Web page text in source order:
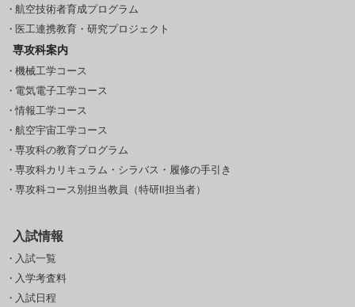
航空技術者育成プログラム
医工連携教育・研究プロジェクト
専攻科案内
機械工学コース
電気電子工学コース
情報工学コース
航空宇宙工学コース
専攻科の教育プログラム
専攻科カリキュラム・シラバス・履修の手引き
専攻科コース別担当教員（特研Ⅱ担当者）
入試情報
入試一覧
入学考査料
入試日程